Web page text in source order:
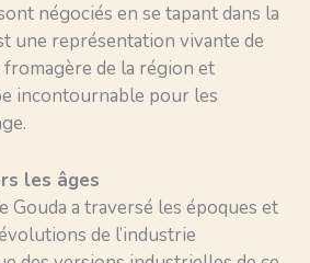
négociés en se tapant dans la
une représentation vivante de
de la région et
incontournable pour les
les âges
Gouda a traversé les époques et
de l’industrie